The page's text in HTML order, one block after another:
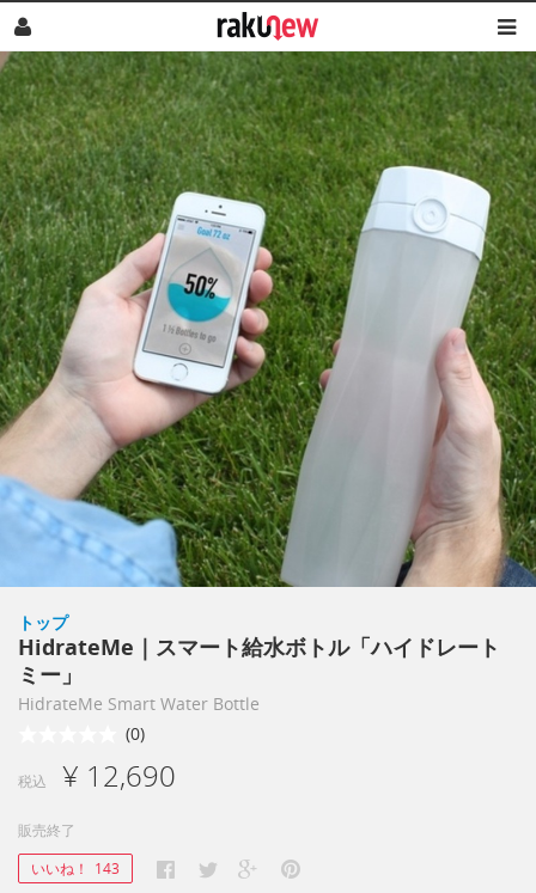
トップ
HidrateMe｜スマート給水ボトル「ハイドレート
ミー」
HidrateMe Smart Water Bottle
(0)
税込 ¥ 12,690
販売終了
いいね！
143